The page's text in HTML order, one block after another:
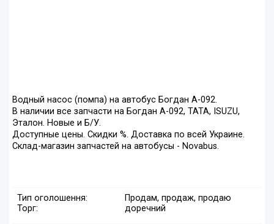
Водный насос (помпа) на автобус Богдан А-092.
В наличии все запчасти на Богдан А-092, ТАТА, ISUZU,
Эталон. Новые и Б/У.
Доступные цены. Скидки %. Доставка по всей Украине.
Склад-магазин запчастей на автобусы - Novabus.
Тип оголошення:
Продам, продаж, продаю
Торг:
доречний